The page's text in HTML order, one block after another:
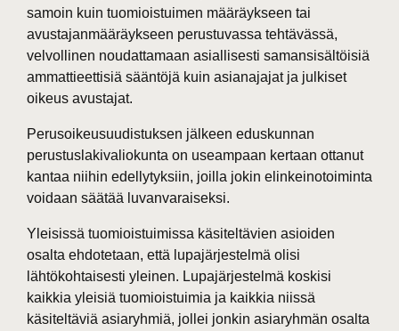
samoin kuin tuomioistuimen määräykseen tai
avustajanmääräykseen perustuvassa tehtävässä,
velvollinen noudattamaan asiallisesti samansisältöisiä
ammattieettisiä sääntöjä kuin asianajajat ja julkiset
oikeus avustajat.
Perusoikeusuudistuksen jälkeen eduskunnan
perustuslakivaliokunta on useampaan kertaan ottanut
kantaa niihin edellytyksiin, joilla jokin elinkeinotoiminta
voidaan säätää luvanvaraiseksi.
Yleisissä tuomioistuimissa käsiteltävien asioiden
osalta ehdotetaan, että lupajärjestelmä olisi
lähtökohtaisesti yleinen. Lupajärjestelmä koskisi
kaikkia yleisiä tuomioistuimia ja kaikkia niissä
käsiteltäviä asiaryhmiä, jollei jonkin asiaryhmän osalta